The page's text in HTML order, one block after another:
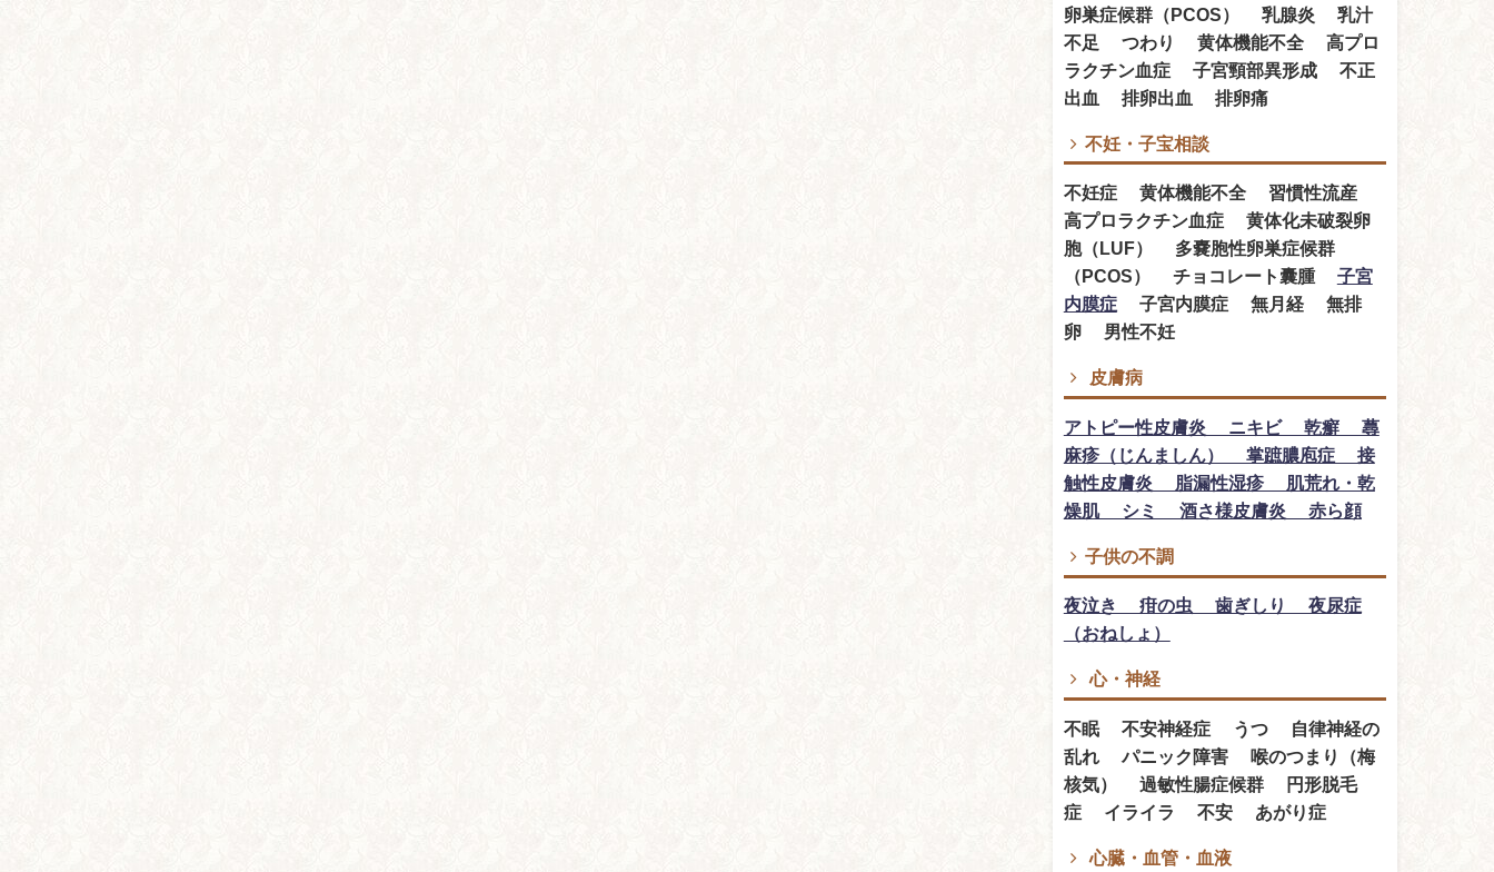
卵巣症候群（PCOS） 乳腺炎 乳汁
不足 つわり 黄体機能不全 高プロ
ラクチン血症 子宮頸部異形成 不正
出血 排卵出血 排卵痛
不妊・子宝相談
不妊症 黄体機能不全 習慣性流産
高プロラクチン血症 黄体化未破裂卵
胞（LUF） 多嚢胞性卵巣症候群
（PCOS） チョコレート囊腫 子宮
内膜症子宮内膜症 無月経 無排
卵 男性不妊
皮膚病
アトピー性皮膚炎 ニキビ 乾癬 蕁
麻疹（じんましん） 掌蹠膿庖症 接
触性皮膚炎 脂漏性湿疹 肌荒れ・乾
燥肌 シミ 酒さ様皮膚炎 赤ら顔
子供の不調
夜泣き 疳の虫 歯ぎしり 夜尿症
（おねしょ）
心・神経
不眠 不安神経症 うつ 自律神経の
乱れ パニック障害 喉のつまり（梅
核気） 過敏性腸症候群 円形脱毛
症 イライラ 不安 あがり症
心臓・血管・血液